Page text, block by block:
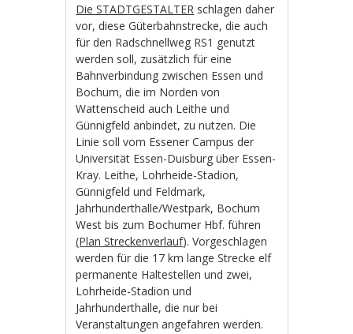
Die STADTGESTALTER schlagen daher
vor, diese Güterbahnstrecke, die auch
für den Radschnellweg RS1 genutzt
werden soll, zusätzlich für eine
Bahnverbindung zwischen Essen und
Bochum, die im Norden von
Wattenscheid auch Leithe und
Günnigfeld anbindet, zu nutzen. Die
Linie soll vom Essener Campus der
Universität Essen-Duisburg über Essen-
Kray. Leithe, Lohrheide-Stadion,
Günnigfeld und Feldmark,
Jahrhunderthalle/Westpark, Bochum
West bis zum Bochumer Hbf. führen
(Plan Streckenverlauf). Vorgeschlagen
werden für die 17 km lange Strecke elf
permanente Haltestellen und zwei,
Lohrheide-Stadion und
Jahrhunderthalle, die nur bei
Veranstaltungen angefahren werden.